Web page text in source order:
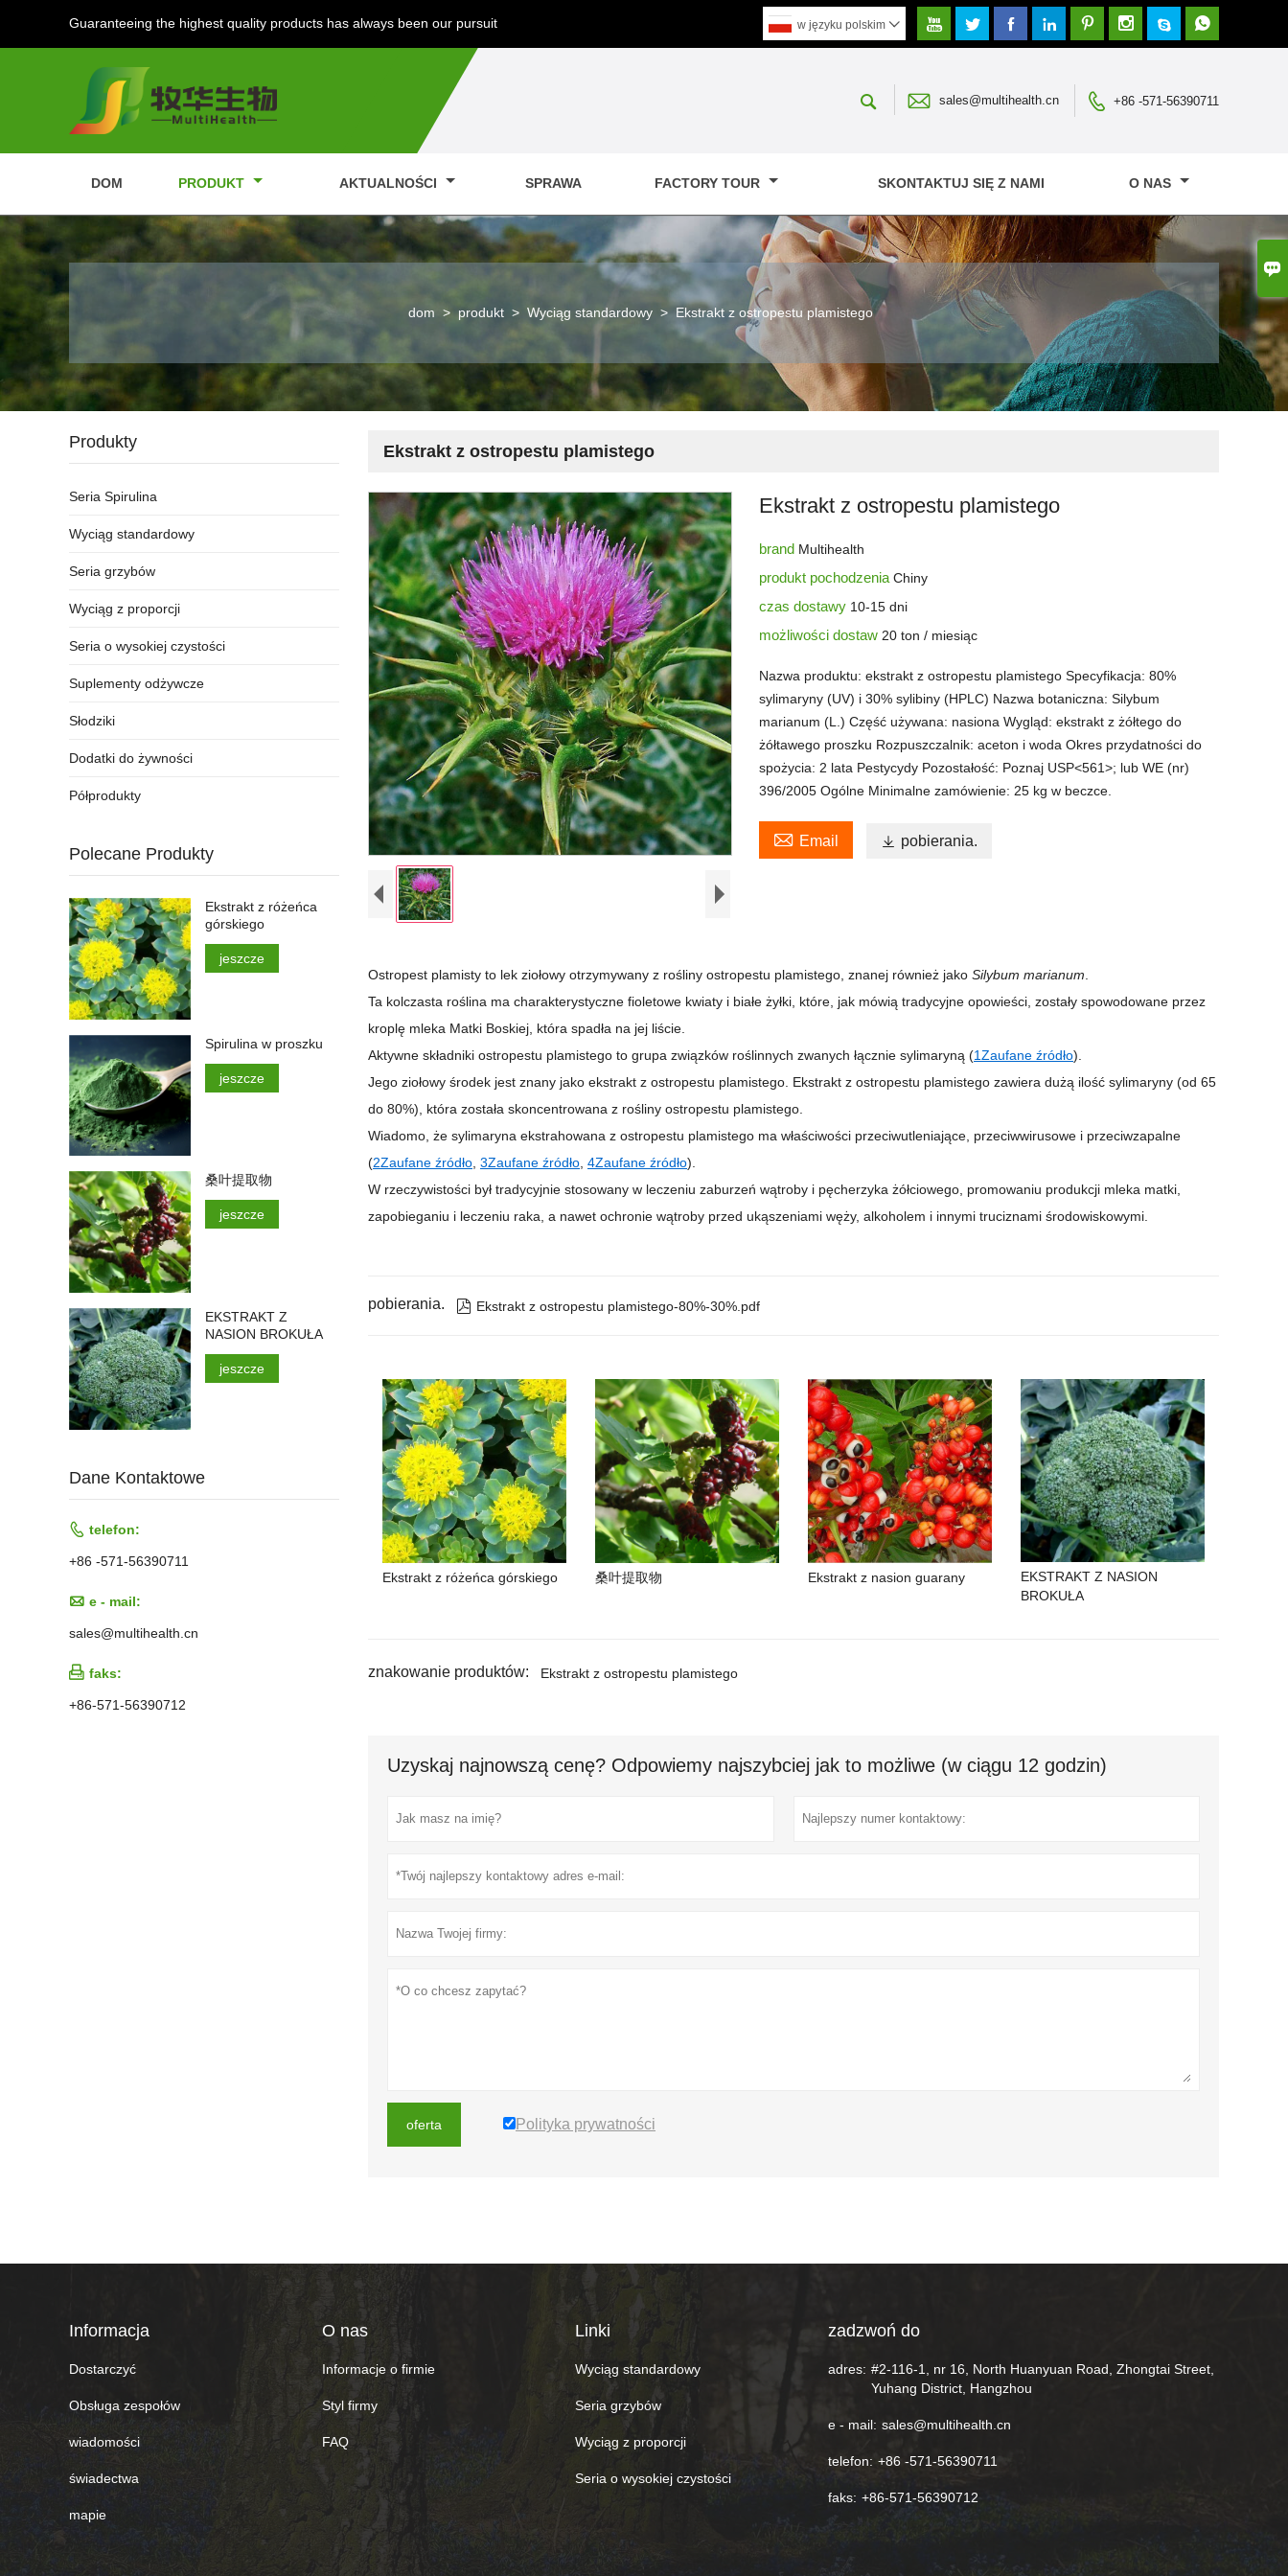

Guaranteeing the highest quality products has always been our pursuit        
w języku polskim 
  sales@multihealth.cn  +86 -571-56390711
DOM PRODUKT AKTUALNOŚCI SPRAWA FACTORY TOUR SKONTAKTUJ SIĘ Z NAMI O NAS
dom > produkt > Wyciąg standardowy > Ekstrakt z ostropestu plamistego
Ekstrakt z ostropestu plamistego
Ekstrakt z ostropestu plamistego
brand Multihealth
produkt pochodzeniaChiny
czas dostawy 10-15 dni
możliwości dostaw 20 ton / miesiąc
Nazwa produktu: ekstrakt z ostropestu plamistego Specyfikacja: 80%
sylimaryny (UV) i 30% sylibiny (HPLC) Nazwa botaniczna: Silybum
marianum (L.) Część używana: nasiona Wygląd: ekstrakt z żółtego do
żółtawego proszku Rozpuszczalnik: aceton i woda Okres przydatności do
spożycia: 2 lata Pestycydy Pozostałość: Poznaj USP<561>; lub WE (nr)
396/2005 Ogólne Minimalne zamówienie: 25 kg w beczce.
 Email  pobierania.
Ostropest plamisty to lek ziołowy otrzymywany z rośliny ostropestu plamistego, znanej również jako Silybum marianum
Ta kolczasta roślina ma charakterystyczne fioletowe kwiaty i białe żyłki, które, jak mówią tradycyjne opowieści, zostały spowodowane przez
kroplę mleka Matki Boskiej, która spadła na jej liście.
Aktywne składniki ostropestu plamistego to grupa związków roślinnych zwanych łącznie sylimaryną (1Zaufane źródło).
Jego ziołowy środek jest znany jako ekstrakt z ostropestu plamistego. Ekstrakt z ostropestu plamistego zawiera dużą ilość sylimaryny (od 65
do 80%), która została skoncentrowana z rośliny ostropestu plamistego.
Wiadomo, że sylimaryna ekstrahowana z ostropestu plamistego ma właściwości przeciwutleniające, przeciwwirusowe i przeciwzapalne
(2Zaufane źródło 3Zaufane źródło 4Zaufane źródło).
W rzeczywistości był tradycyjnie stosowany w leczeniu zaburzeń wątroby i pęcherzyka żółciowego, promowaniu produkcji mleka matki,
zapobieganiu i leczeniu raka, a nawet ochronie wątroby przed ukąszeniami węży, alkoholem i innymi truciznami środowiskowymi.
pobierania.  Ekstrakt z ostropestu plamistego-80%-30%.pdf
Ekstrakt z różeńca górskiego 桑叶提取物 Ekstrakt z nasion guarany
EKSTRAKT Z NASION
BROKUŁA
znakowanie produktów: Ekstrakt z ostropestu plamistego
Uzyskaj najnowszą cenę? Odpowiemy najszybciej jak to możliwe (w ciągu 12 godzin)
oferta Polityka prywatności
Produkty
Seria Spirulina
Wyciąg standardowy
Seria grzybów
Wyciąg z proporcji
Seria o wysokiej czystości
Suplementy odżywcze
Słodziki
Dodatki do żywności
Półprodukty
Polecane Produkty
Ekstrakt z różeńca
górskiego
jeszcze
Spirulina w proszku
jeszcze
桑叶提取物
jeszcze
EKSTRAKT Z
NASION BROKUŁA
jeszcze
Dane Kontaktowe
 telefon:
+86 -571-56390711
 e - mail:
sales@multihealth.cn
 faks:
+86-571-56390712
Informacja
Dostarczyć
Obsługa zespołów
wiadomości
świadectwa
mapie
O nas
Informacje o firmie
Styl firmy
FAQ
Linki
Wyciąg standardowy
Seria grzybów
Wyciąg z proporcji
Seria o wysokiej czystości
zadzwoń do
adres: #2-116-1, nr 16, North Huanyuan Road, Zhongtai Street,
Yuhang District, Hangzhou
e - mail: sales@multihealth.cn
telefon: +86 -571-56390711
faks: +86-571-56390712